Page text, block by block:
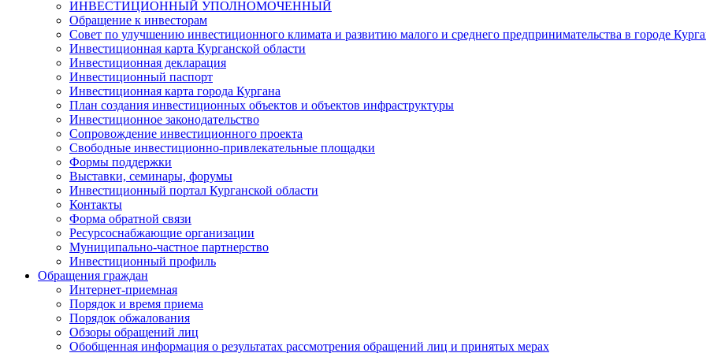
ИНВЕСТИЦИОННЫЙ УПОЛНОМОЧЕННЫЙ
Обращение к инвесторам
Совет по улучшению инвестиционного климата и развитию малого и среднего предпринимательства в городе
Инвестиционная карта Курганской области
Инвестиционная декларация
Инвестиционный паспорт
Инвестиционная карта города Кургана
План создания инвестиционных объектов и объектов инфраструктуры
Инвестиционное законодательство
Сопровождение инвестиционного проекта
Свободные инвестиционно-привлекательные площадки
Формы поддержки
Выставки, семинары, форумы
Инвестиционный портал Курганской области
Контакты
Форма обратной связи
Ресурсоснабжающие организации
Муниципально-частное партнерство
Инвестиционный профиль
Обращения граждан
Интернет-приемная
Порядок и время приема
Порядок обжалования
Обзоры обращений лиц
Обобщенная информация о результатах рассмотрения обращений лиц и принятых мерах